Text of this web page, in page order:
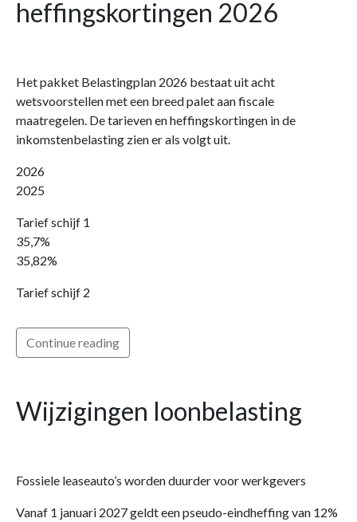
heffingskortingen 2026
Het pakket Belastingplan 2026 bestaat uit acht
wetsvoorstellen met een breed palet aan fiscale
maatregelen. De tarieven en heffingskortingen in de
inkomstenbelasting zien er als volgt uit.
2026
2025
Tarief schijf 1
35,7%
35,82%
Tarief schijf 2
Continue reading
Wijzigingen loonbelasting
Fossiele leaseauto’s worden duurder voor werkgevers
Vanaf 1 januari 2027 geldt een pseudo-eindheffing van 12%